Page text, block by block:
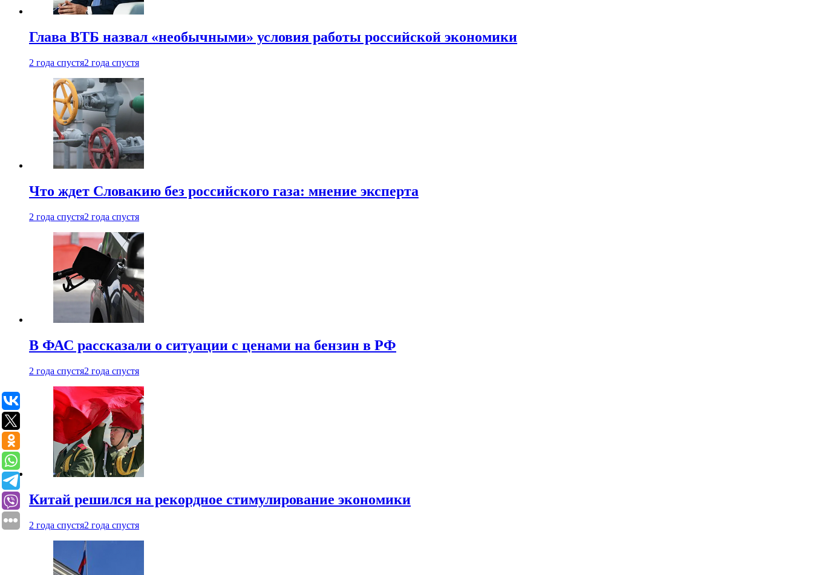
Глава ВТБ назвал «необычными» условия работы российской экономики
2 года спустя2 года спустя
Что ждет Словакию без российского газа: мнение эксперта
2 года спустя2 года спустя
В ФАС рассказали о ситуации с ценами на бензин в РФ
2 года спустя2 года спустя
Китай решился на рекордное стимулирование экономики
2 года спустя2 года спустя